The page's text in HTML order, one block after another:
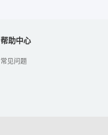
帮助中心
常见问题